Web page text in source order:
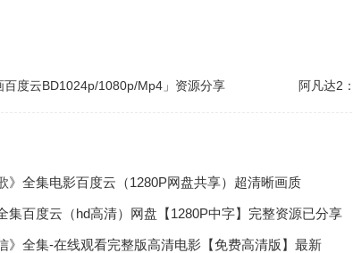
百度云BD1024p/1080p/Mp4」资源分享
阿凡达2
》全集电影百度云（1280P网盘共享）超清晰画质
集百度云（hd高清）网盘【1280P中字】完整资源已分享
》全集-在线观看完整版高清电影【免费高清版】最新